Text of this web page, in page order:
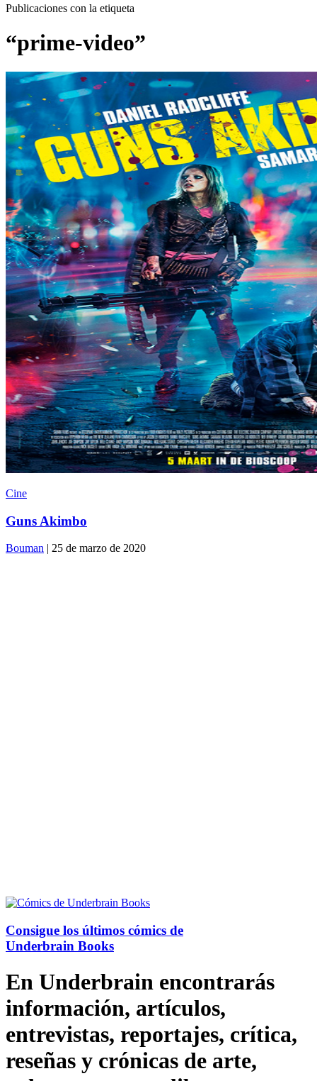
Publicaciones con la etiqueta
“prime-video”
Cine
Guns Akimbo
Bouman | 25 de marzo de 2020
Consigue los últimos cómics de
Underbrain Books
En Underbrain encontrarás
información, artículos,
entrevistas, reportajes, crítica,
reseñas y crónicas de arte,